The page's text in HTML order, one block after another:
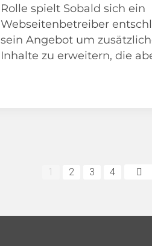
Rolle spielt Sobald sich ein
Webseitenbetreiber
sein Angebot um
Inhalte zu erweitern, die
1 2 3 4 